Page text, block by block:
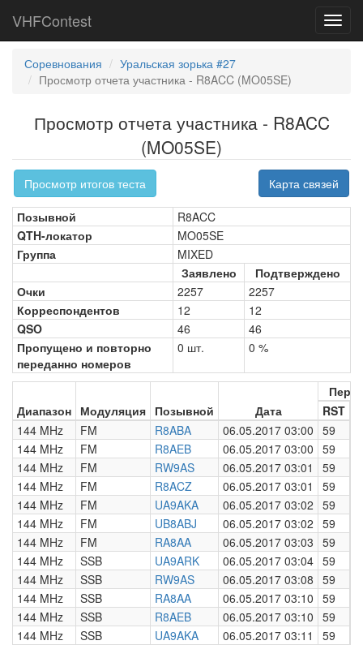
VHFContest
Соревнования
Уральская зорька #27
Просмотр отчета участника - R8ACC (MO05SE)
Просмотр отчета участника - R8ACC
(MO05SE)
Просмотр итогов теста Карта связей
Позывной
R8ACC
QTH-локатор
MO05SE
Группа
MIXED
Заявлено
Подтверждено
Очки
2257
2257
Корреспондентов
12
12
QSO
46
46
Пропущено и повторно
переданно номеров
0 шт. 0 %
Диапазон Модуляция Позывной Дата
RST
144 MHz
FM R8ABA 06.05.2017 03:00 59
144 MHz
FM R8AEB 06.05.2017 03:00 59
144 MHz
FM RW9AS 06.05.2017 03:01 59
144 MHz
FM R8ACZ 06.05.2017 03:01 59
144 MHz
FM UA9AKA 06.05.2017 03:02 59
144 MHz
FM UB8ABJ 06.05.2017 03:02 59
144 MHz
FM RA8AA 06.05.2017 03:03 59
144 MHz
SSB UA9ARK 06.05.2017 03:04 59
144 MHz
SSB RW9AS 06.05.2017 03:08 59
144 MHz
SSB RA8AA 06.05.2017 03:10 59
144 MHz
SSB R8AEB 06.05.2017 03:10 59
144 MHz
SSB UA9AKA 06.05.2017 03:11 59